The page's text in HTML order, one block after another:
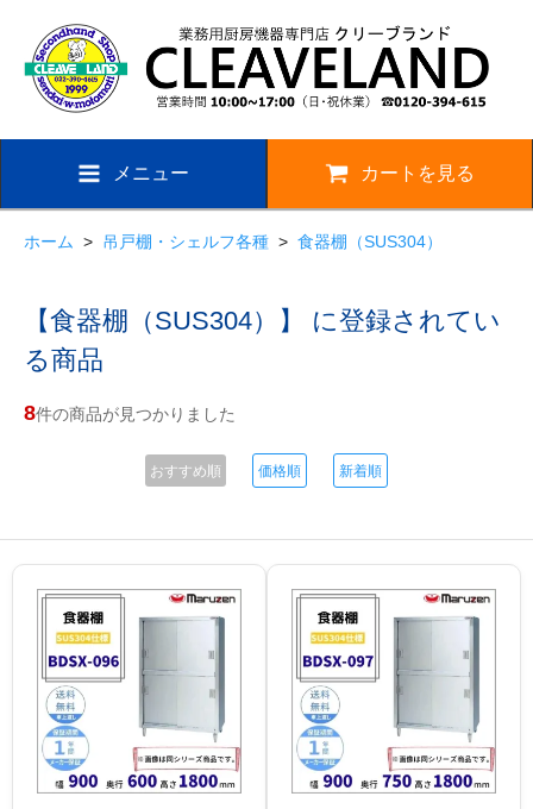
メニュー カートを見る
ホーム > 吊戸棚・シェルフ各種 > 食器棚（SUS304）
【食器棚（SUS304）】 に登録されてい
る商品
8件の商品が見つかりました
おすすめ順 価格順 新着順